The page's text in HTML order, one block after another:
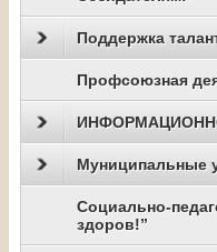
Поддержка
Профсоюзная
Муниципальные
Социально-
здоров!”